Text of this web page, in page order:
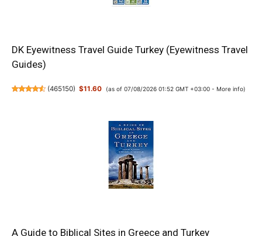
DK Eyewitness Travel Guide Turkey (Eyewitness Travel
Guides)
(465150) $11.60 (as of 07/08/2026 01:52 GMT +03:00 - More info)
A Guide to Biblical Sites in Greece and Turkey